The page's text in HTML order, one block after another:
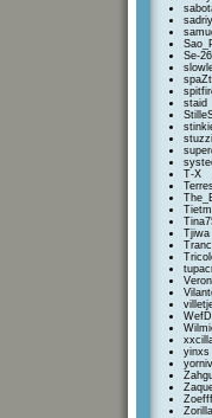
Se-26
staid
T-X
Tjiwa
yinxs
Zoefff
Zorilla